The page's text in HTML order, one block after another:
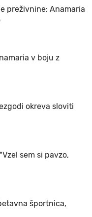
preživnine: Anamaria
v boju z
okreva sloviti
sem si pavzo,
športnica,